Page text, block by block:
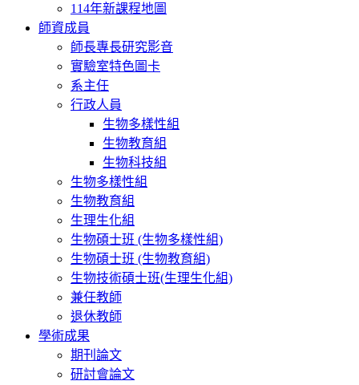
114年新課程地圖
師資成員
師長專長研究影音
實驗室特色圖卡
系主任
行政人員
生物多樣性組
生物教育組
生物科技組
生物多樣性組
生物教育組
生理生化組
生物碩士班 (生物多樣性組)
生物碩士班 (生物教育組)
生物技術碩士班(生理生化組)
兼任教師
退休教師
學術成果
期刊論文
研討會論文